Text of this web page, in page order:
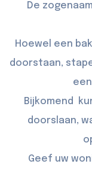
De
Hoewel een
doorstaan,
Bijkomend
doorslaan,
Geef uw